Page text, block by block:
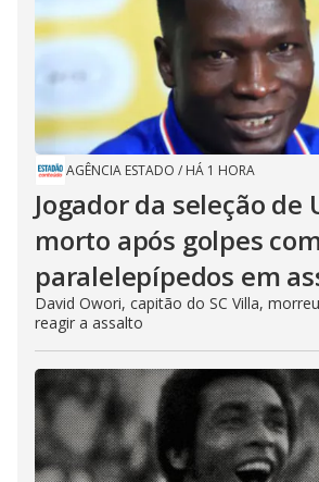
AGÊNCIA ESTADO / HÁ 1 HORA
Jogador da seleção de
morto após golpes
paralelepípedos em
David Owori, capitão do SC Villa,
reagir a assalto